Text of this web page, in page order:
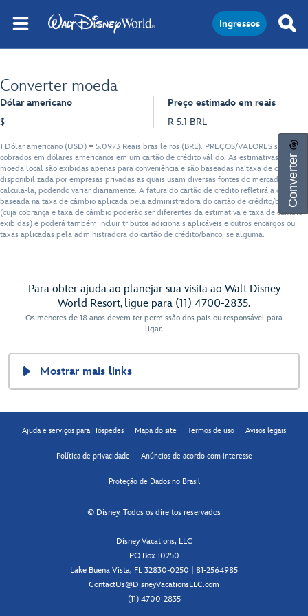
Ingressos
Converter
Converter moeda
Dólar americano
$
Preço estimado em reais
R 5.1 BRL
1 Dólar americano (USD) = 5.0973 Reais brasileiros (BRL). PREÇOS/VALORES serão
cobrados em dólares americanos em um cartão de crédito válido. As estimativas em
moeda local são exibidas apenas para conveniência e são baseadas na taxa de câmbio
disponibilizada por empresas privadas as quais usam diversas fontes do mercado para
calculá-la, podendo variar diariamente. A fatura do cartão de crédito refletirá a cobrança
baseada na taxa de câmbio aplicada pela administradora do cartão de crédito/banco
(cuja cobrança e taxa de câmbio poderão ser diferentes da estimativa e taxa de câmbio
exibidas) e poderá também incluir tributos adicionais aplicáveis e outros encargos ou
taxas aplicadas pela administradora do cartão de crédito/banco, se alguma.
Para obter ajuda ao planejar sua visita ao Walt Disney
World Resort, ligue para (11) 4700-2835.
Os menores de 18 anos devem ter permissão dos pais ou responsável para
ligar.
Mostrar mais links
Ajuda e serviços para Hóspedes Mapa do site Termos de uso Avisos legais
Política de privacidade Anúncios de acordo com interesse
Proteção de Dados no Brasil
© Disney, Todos os direitos reservados
Disney Vacations, LLC
PO Box 10250
Lake Buena Vista, FL 32830-0250 | 81-2564985
ContactUs@DisneyVacationsLLC.com
(11) 4700-2835